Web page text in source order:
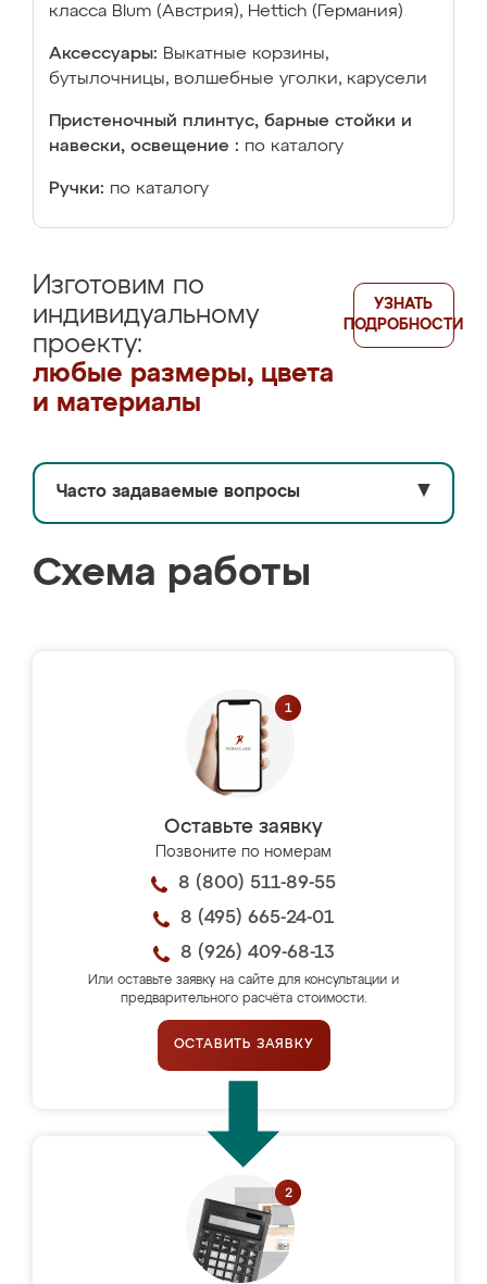
класса Blum (Австрия), Hettich (Германия)
Аксессуары: Выкатные корзины,
бутылочницы, волшебные уголки, карусели
Пристеночный плинтус, барные стойки и
навески, освещение : по каталогу
Ручки: по каталогу
Изготовим по
индивидуальному
проекту:
любые размеры, цвета
и материалы
УЗНАТЬ
ПОДРОБНОСТИ
Часто задаваемые вопросы ▼
Схема работы
Оставьте заявку
Позвоните по номерам
8 (800) 511-89-55
8 (495) 665-24-01
8 (926) 409-68-13
Или оставьте заявку на сайте для консультации и
предварительного расчёта стоимости.
ОСТАВИТЬ ЗАЯВКУ